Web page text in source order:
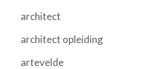
architect
architect opleiding
artevelde